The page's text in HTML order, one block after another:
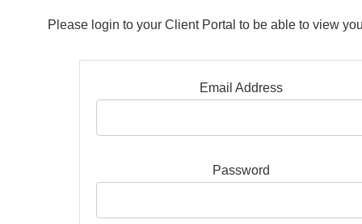
Please login to your Client Portal to be able to view
Email Address
Password